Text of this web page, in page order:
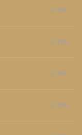
658
276
267
236